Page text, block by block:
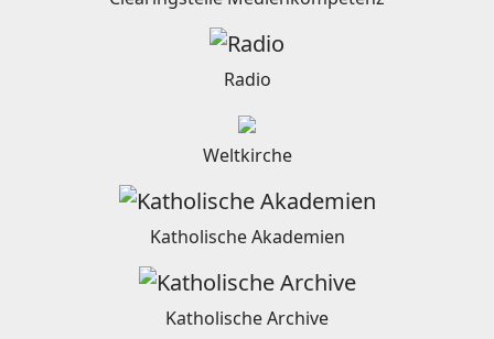
Radio
Weltkirche
Katholische Akademien
Katholische Archive